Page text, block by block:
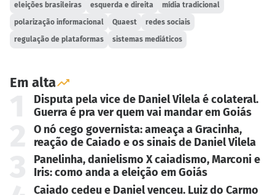
eleições brasileiras esquerda e direita mídia tradicional
polarização informacional Quaest redes sociais
regulação de plataformas sistemas mediáticos
Em alta
Disputa pela vice de Daniel Vilela é colateral.
Guerra é pra ver quem vai mandar em Goiás
O nó cego governista: ameaça a Gracinha,
reação de Caiado e os sinais de Daniel Vilela
Panelinha, danielismo X caiadismo, Marconi e
Iris: como anda a eleição em Goiás
Caiado cedeu e Daniel venceu. Luiz do Carmo